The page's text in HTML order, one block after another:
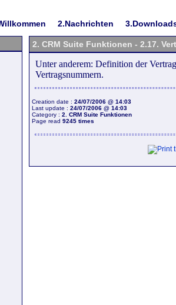
2.Nachrichten
2. CRM Suite Funktionen - 2.17.
Unter anderem: Definition der
Vertragsnummern.
Creation date : 24/07/2006 @ 14:03
Last update : 24/07/2006 @ 14:03
Category : 2. CRM Suite Funktionen
Page read 9245 times